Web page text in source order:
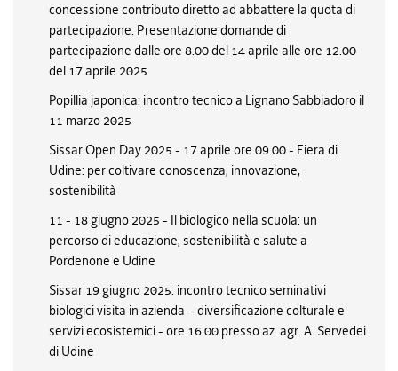
concessione contributo diretto ad abbattere la quota di
partecipazione. Presentazione domande di
partecipazione dalle ore 8.00 del 14 aprile alle ore 12.00
del 17 aprile 2025
Popillia japonica: incontro tecnico a Lignano Sabbiadoro il
11 marzo 2025
Sissar Open Day 2025 - 17 aprile ore 09.00 - Fiera di
Udine: per coltivare conoscenza, innovazione,
sostenibilità
11 - 18 giugno 2025 - Il biologico nella scuola: un
percorso di educazione, sostenibilità e salute a
Pordenone e Udine
Sissar 19 giugno 2025: incontro tecnico seminativi
biologici visita in azienda – diversificazione colturale e
servizi ecosistemici - ore 16.00 presso az. agr. A. Servedei
di Udine